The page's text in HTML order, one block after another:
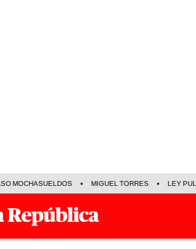
MOCHASUELDOS MIGUEL TORRES LEY